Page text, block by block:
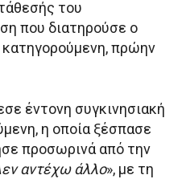
του
που διατηρούσε ο
πρώην
έντονη συγκινησιακή
η οποία ξέσπασε
προσωρινά από την
αντέχω άλλο», με τη